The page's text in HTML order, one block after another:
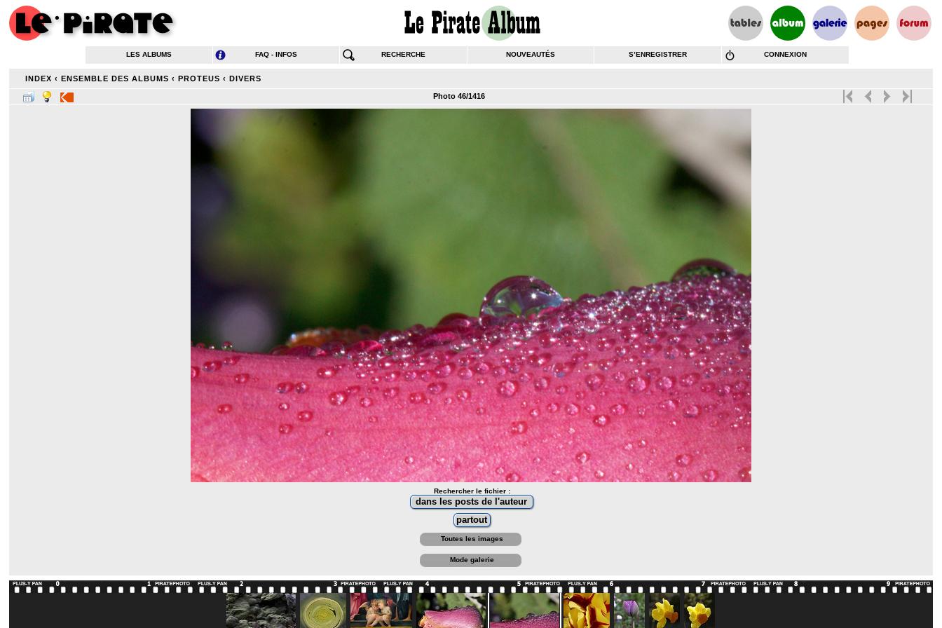
LES ALBUMS FAQ - INFOS RECHERCHE NOUVEAUTÉS S’ENREGISTRER CONNEXION
INDEX ‹ ENSEMBLE DES ALBUMS ‹ PROTEUS ‹ DIVERS
Photo 46/1416
Rechercher le fichier :
Toutes les images
Mode galerie